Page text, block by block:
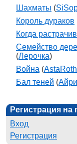
Шахматы (
Король дураков
Когда
Семейство
(Лерочка)
Война (AstaRoth
Бал теней (
Регистрация на
Вход
Регистрация